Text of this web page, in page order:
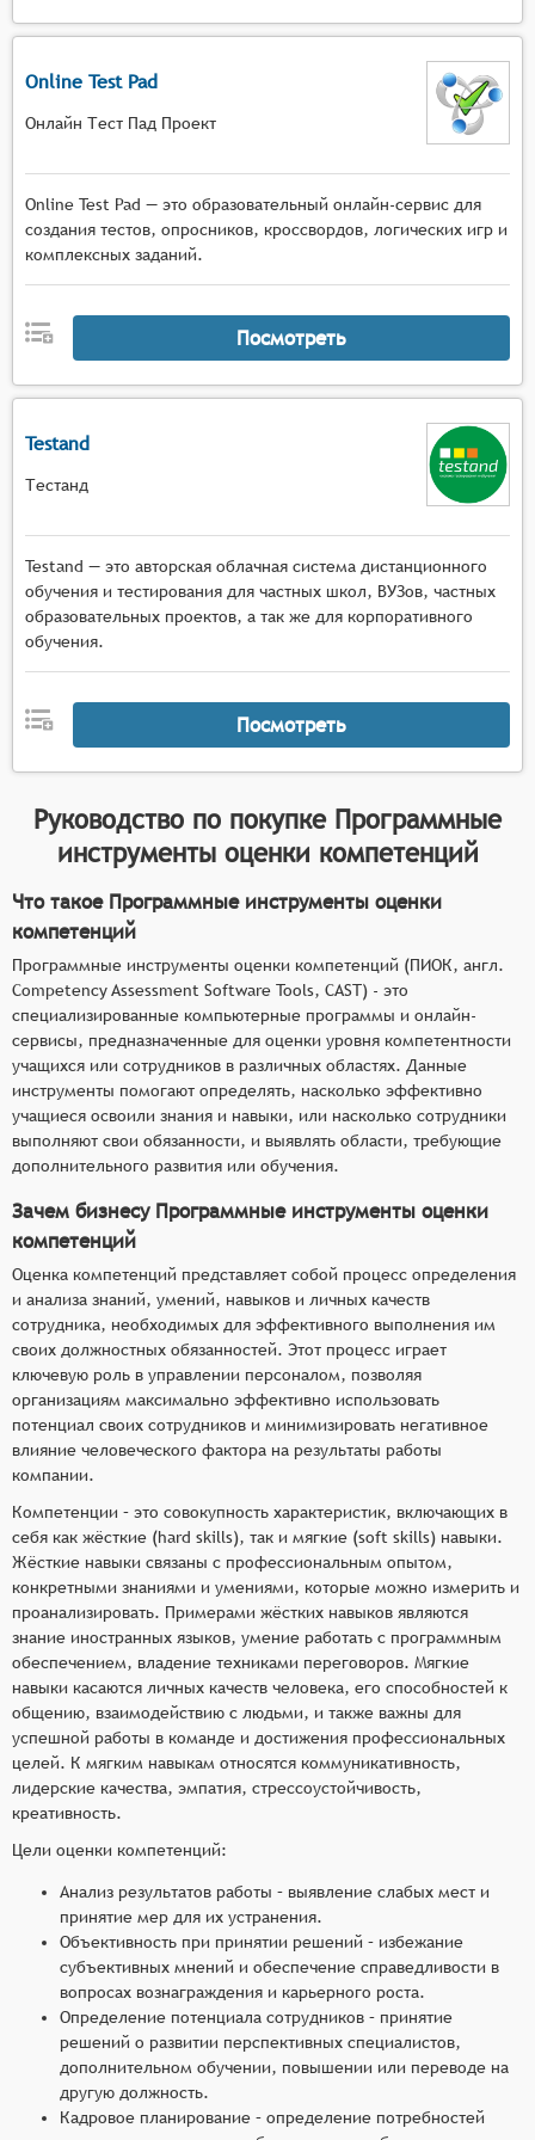
Online Test Pad
Онлайн Тест Пад Проект
Online Test Pad — это образовательный онлайн-сервис для
создания тестов, опросников, кроссвордов, логических игр и
комплексных заданий.
Посмотреть
Testand
Тестанд
Testand — это авторская облачная система дистанционного
обучения и тестирования для частных школ, ВУЗов, частных
образовательных проектов, а так же для корпоративного
обучения.
Посмотреть
Руководство по покупке Программные
инструменты оценки компетенций
Что такое Программные инструменты оценки
компетенций
Программные инструменты оценки компетенций (ПИОК, англ.
Competency Assessment Software Tools, CAST) - это
специализированные компьютерные программы и онлайн-
сервисы, предназначенные для оценки уровня компетентности
учащихся или сотрудников в различных областях. Данные
инструменты помогают определять, насколько эффективно
учащиеся освоили знания и навыки, или насколько сотрудники
выполняют свои обязанности, и выявлять области, требующие
дополнительного развития или обучения.
Зачем бизнесу Программные инструменты оценки
компетенций
Оценка компетенций представляет собой процесс определения
и анализа знаний, умений, навыков и личных качеств
сотрудника, необходимых для эффективного выполнения им
своих должностных обязанностей. Этот процесс играет
ключевую роль в управлении персоналом, позволяя
организациям максимально эффективно использовать
потенциал своих сотрудников и минимизировать негативное
влияние человеческого фактора на результаты работы
компании.
Компетенции – это совокупность характеристик, включающих в
себя как жёсткие (hard skills), так и мягкие (soft skills) навыки.
Жёсткие навыки связаны с профессиональным опытом,
конкретными знаниями и умениями, которые можно измерить и
проанализировать. Примерами жёстких навыков являются
знание иностранных языков, умение работать с программным
обеспечением, владение техниками переговоров. Мягкие
навыки касаются личных качеств человека, его способностей к
общению, взаимодействию с людьми, и также важны для
успешной работы в команде и достижения профессиональных
целей. К мягким навыкам относятся коммуникативность,
лидерские качества, эмпатия, стрессоустойчивость,
креативность.
Цели оценки компетенций:
Анализ результатов работы – выявление слабых мест и
принятие мер для их устранения.
Объективность при принятии решений – избежание
субъективных мнений и обеспечение справедливости в
вопросах вознаграждения и карьерного роста.
Определение потенциала сотрудников – принятие
решений о развитии перспективных специалистов,
дополнительном обучении, повышении или переводе на
другую должность.
Кадровое планирование – определение потребностей